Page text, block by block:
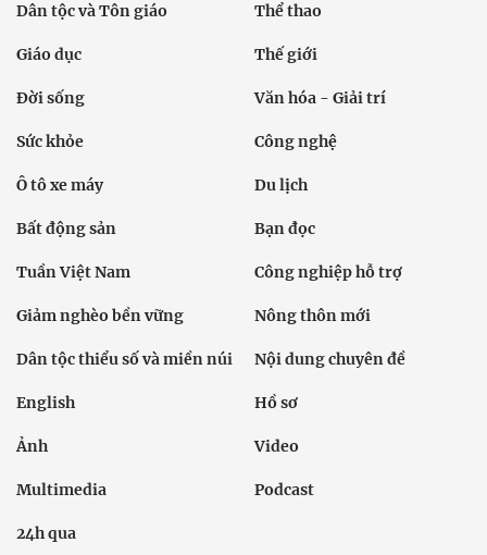
Dân tộc và Tôn giáo Thể thao
Giáo dục Thế giới
Đời sống Văn hóa - Giải trí
Sức khỏe Công nghệ
Ô tô xe máy Du lịch
Bất động sản Bạn đọc
Tuần Việt Nam Công nghiệp hỗ trợ
Giảm nghèo bền vững Nông thôn mới
Dân tộc thiểu số và miền núi Nội dung chuyên đề
English Hồ sơ
Ảnh Video
Multimedia Podcast
24h qua